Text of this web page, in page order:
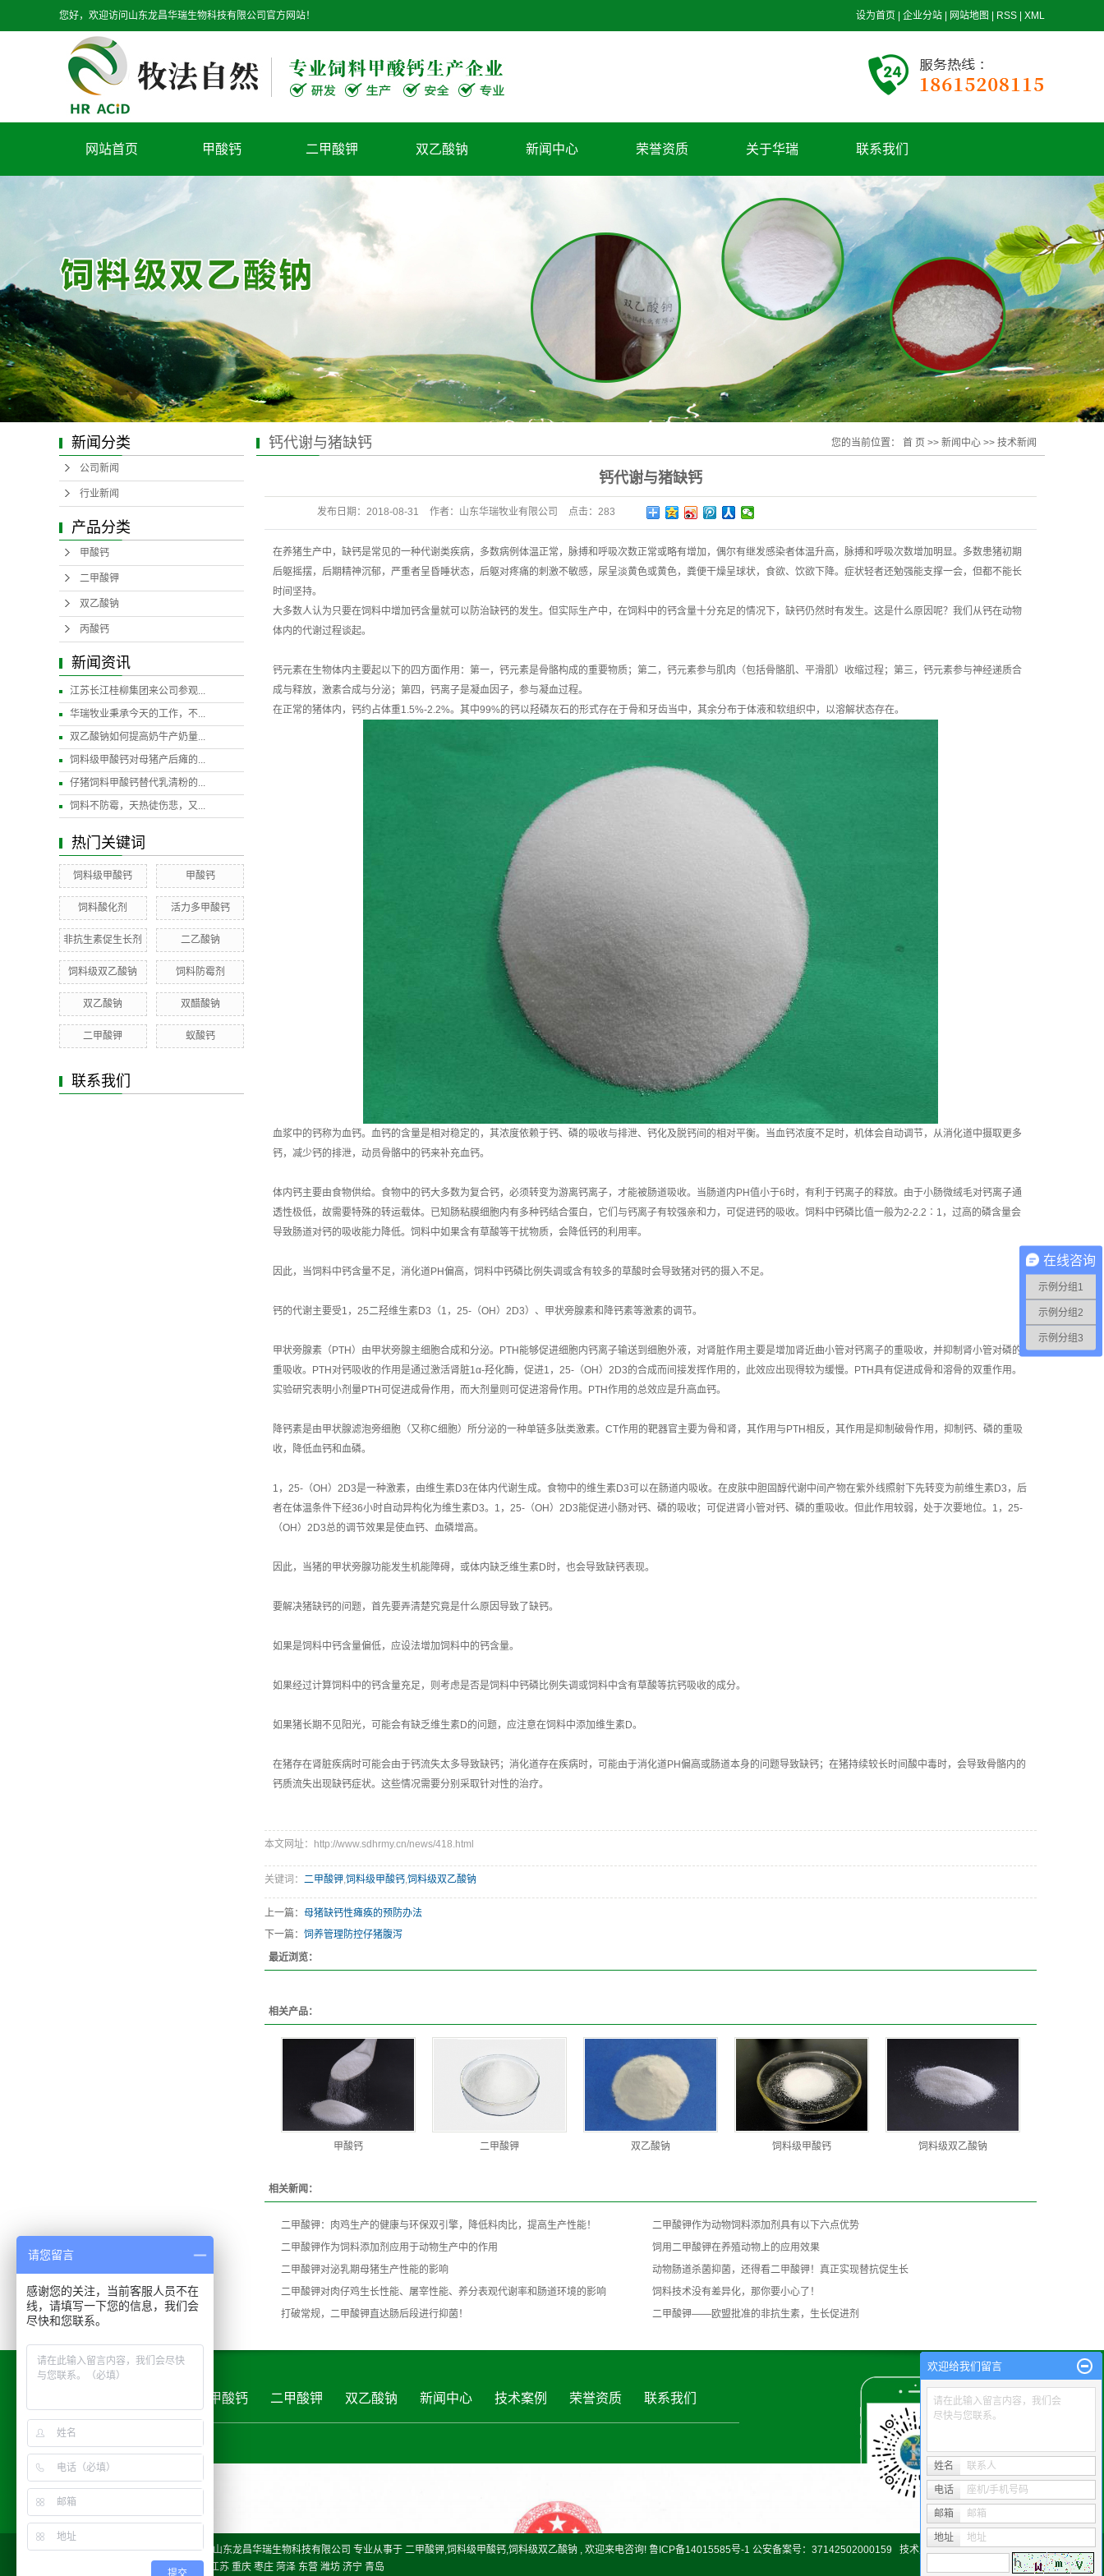
您好，欢迎访问山东龙昌华瑞生物科技有限公司官方网站！ 设为首页 企业分站 网站地图 RSS XML
网站首页 甲酸钙 二甲酸钾 双乙酸钠 新闻中心 荣誉资质 关于华瑞 联系我们
新闻分类
公司新闻
行业新闻
产品分类
甲酸钙
二甲酸钾
双乙酸钠
丙酸钙
新闻资讯
江苏长江桂柳集团来公司参观...
华瑞牧业秉承今天的工作，不...
双乙酸钠如何提高奶牛产奶量...
饲料级甲酸钙对母猪产后瘫的...
仔猪饲料甲酸钙替代乳清粉的...
饲料不防霉，天热徒伤悲，又...
热门关键词
饲料级甲酸钙 甲酸钙
饲料酸化剂 活力多甲酸钙
非抗生素促生长剂 二乙酸钠
饲料级双乙酸钠 饲料防霉剂
双乙酸钠 双醋酸钠
二甲酸钾 蚁酸钙
联系我们
钙代谢与猪缺钙 您的当前位置： 首 页 >> 新闻中心 >> 技术新闻
钙代谢与猪缺钙
发布日期： 2018-08-31 作者： 山东华瑞牧业有限公司 点击： 283
在养猪生产中，缺钙是常见的一种代谢类疾病，多数病例体温正常，脉搏和呼吸次数正常或略有增加，偶尔有继发感染者体温升高，脉搏和呼吸次数增加明显。多数患猪初期
后躯摇摆，后期精神沉郁，严重者呈昏睡状态，后躯对疼痛的刺激不敏感，尿呈淡黄色或黄色，粪便干燥呈球状，食欲、饮欲下降。症状轻者还勉强能支撑一会，但都不能长
时间坚持。
大多数人认为只要在饲料中增加钙含量就可以防治缺钙的发生。但实际生产中，在饲料中的钙含量十分充足的情况下，缺钙仍然时有发生。这是什么原因呢？我们从钙在动物
体内的代谢过程谈起。
钙元素在生物体内主要起以下的四方面作用：第一，钙元素是骨骼构成的重要物质；第二，钙元素参与肌肉（包括骨骼肌、平滑肌）收缩过程；第三，钙元素参与神经递质合
成与释放，激素合成与分泌；第四，钙离子是凝血因子，参与凝血过程。
在正常的猪体内，钙约占体重1.5%-2.2%。其中99%的钙以羟磷灰石的形式存在于骨和牙齿当中，其余分布于体液和软组织中，以溶解状态存在。
血浆中的钙称为血钙。血钙的含量是相对稳定的，其浓度依赖于钙、磷的吸收与排泄、钙化及脱钙间的相对平衡。当血钙浓度不足时，机体会自动调节，从消化道中摄取更多
钙，减少钙的排泄，动员骨骼中的钙来补充血钙。
体内钙主要由食物供给。食物中的钙大多数为复合钙，必须转变为游离钙离子，才能被肠道吸收。当肠道内PH值小于6时，有利于钙离子的释放。由于小肠微绒毛对钙离子通
透性极低，故需要特殊的转运载体。已知肠粘膜细胞内有多种钙结合蛋白，它们与钙离子有较强亲和力，可促进钙的吸收。饲料中钙磷比值一般为2-2.2∶1，过高的磷含量会
导致肠道对钙的吸收能力降低。饲料中如果含有草酸等干扰物质，会降低钙的利用率。
因此，当饲料中钙含量不足，消化道PH偏高，饲料中钙磷比例失调或含有较多的草酸时会导致猪对钙的摄入不足。
钙的代谢主要受1，25二羟维生素D3（1，25-（OH）2D3）、甲状旁腺素和降钙素等激素的调节。
甲状旁腺素（PTH）由甲状旁腺主细胞合成和分泌。PTH能够促进细胞内钙离子输送到细胞外液，对肾脏作用主要是增加肾近曲小管对钙离子的重吸收，并抑制肾小管对磷的
重吸收。PTH对钙吸收的作用是通过激活肾脏1α-羟化酶，促进1，25-（OH）2D3的合成而间接发挥作用的，此效应出现得较为缓慢。PTH具有促进成骨和溶骨的双重作用。
实验研究表明小剂量PTH可促进成骨作用，而大剂量则可促进溶骨作用。PTH作用的总效应是升高血钙。
降钙素是由甲状腺滤泡旁细胞（又称C细胞）所分泌的一种单链多肽类激素。CT作用的靶器官主要为骨和肾，其作用与PTH相反，其作用是抑制破骨作用，抑制钙、磷的重吸
收，降低血钙和血磷。
1，25-（OH）2D3是一种激素，由维生素D3在体内代谢生成。食物中的维生素D3可以在肠道内吸收。在皮肤中胆固醇代谢中间产物在紫外线照射下先转变为前维生素D3，后
者在体温条件下经36小时自动异构化为维生素D3。1，25-（OH）2D3能促进小肠对钙、磷的吸收；可促进肾小管对钙、磷的重吸收。但此作用较弱，处于次要地位。1，25-
（OH）2D3总的调节效果是使血钙、血磷增高。
因此，当猪的甲状旁腺功能发生机能障碍，或体内缺乏维生素D时，也会导致缺钙表现。
要解决猪缺钙的问题，首先要弄清楚究竟是什么原因导致了缺钙。
如果是饲料中钙含量偏低，应设法增加饲料中的钙含量。
如果经过计算饲料中的钙含量充足，则考虑是否是饲料中钙磷比例失调或饲料中含有草酸等抗钙吸收的成分。
如果猪长期不见阳光，可能会有缺乏维生素D的问题，应注意在饲料中添加维生素D。
在猪存在肾脏疾病时可能会由于钙流失太多导致缺钙；消化道存在疾病时，可能由于消化道PH偏高或肠道本身的问题导致缺钙；在猪持续较长时间酸中毒时，会导致骨骼内的
钙质流失出现缺钙症状。这些情况需要分别采取针对性的治疗。
本文网址：http://www.sdhrmy.cn/news/418.html
关键词： 二甲酸钾,饲料级甲酸钙,饲料级双乙酸钠
上一篇： 母猪缺钙性瘫痪的预防办法
下一篇： 饲养管理防控仔猪腹泻
最近浏览：
相关产品：
甲酸钙 二甲酸钾 双乙酸钠 饲料级甲酸钙 饲料级双乙酸钠
相关新闻：
二甲酸钾：肉鸡生产的健康与环保双引擎，降低料肉比，提高生产性能！
二甲酸钾作为动物饲料添加剂具有以下六点优势
二甲酸钾作为饲料添加剂应用于动物生产中的作用
饲用二甲酸钾在养殖动物上的应用效果
二甲酸钾对泌乳期母猪生产性能的影响
动物肠道杀菌抑菌，还得看二甲酸钾！真正实现替抗促生长
二甲酸钾对肉仔鸡生长性能、屠宰性能、养分表观代谢率和肠道环境的影响
饲料技术没有差异化，那你要小心了！
打破常规，二甲酸钾直达肠后段进行抑菌！
二甲酸钾——欧盟批准的非抗生素，生长促进剂
甲酸钙 二甲酸钾 双乙酸钠 新闻中心 技术案例 荣誉资质 联系我们
Copyright © http://www.sdhrmy.cn/ 山东龙昌华瑞生物科技有限公司 专业从事于 二甲酸钾,饲料级甲酸钙,饲料级双乙酸钠 , 欢迎来电咨询! 鲁ICP备14015585号-1 公安备案号：37142502000159 技术支持：富库网络
济南 江苏 重庆 枣庄 菏泽 东营 潍坊 济宁 青岛
欢迎给我们留言
请在此输入留言内容，我们会
尽快与您联系。
姓名 联系人
电话 座机/手机号码
邮箱 邮箱
地址 地址
在线咨询
示例分组1
示例分组2
示例分组3
请您留言
感谢您的关注，当前客服人员不在
线，请填写一下您的信息，我们会
尽快和您联系。
提交